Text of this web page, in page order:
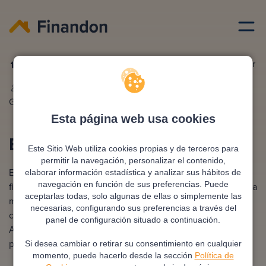
Esta página web usa cookies
Este Sitio Web utiliza cookies propias y de terceros para
permitir la navegación, personalizar el contenido,
elaborar información estadística y analizar sus hábitos de
navegación en función de sus preferencias. Puede
aceptarlas todas, solo algunas de ellas o simplemente las
necesarias, configurando sus preferencias a través del
panel de configuración situado a continuación.
Si desea cambiar o retirar su consentimiento en cualquier
momento, puede hacerlo desde la sección Política de
Broker hipotecario santander
González
Editado y revisado por
Broker Hipotecario Santander
En Santander, un bróker hipotecario evalúa tu situación
financiera y examina distintas ofertas bancarias para hallar la
más conveniente. Se responsabiliza de negociar
condiciones óptimas y de reducir al mínimo los costes.
Asimismo, te acompaña durante todo el proceso,
procurando que sea eficiente y sin complicaciones.